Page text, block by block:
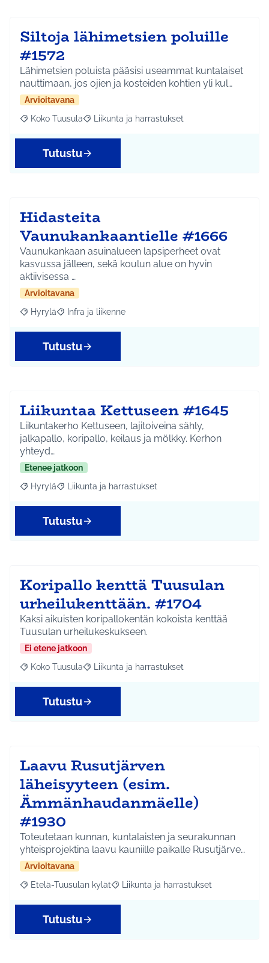
Siltoja lähimetsien poluille
#1572
Lähimetsien poluista pääsisi useammat kuntalaiset
nauttimaan, jos ojien ja kosteiden kohtien yli kul…
Arvioitavana
Rajaa tulokset aihepiirin mukaan: Koko Tuusula
Koko Tuusula Rajaa tulokset teeman mukaan: Liikunta ja
Liikunta ja harrastukset
Tutustu
Hidasteita
Vaunukankaantielle #1666
Vaunukankaan asuinalueen lapsiperheet ovat
kasvussa jälleen, sekä koulun alue on hyvin
aktiivisessa …
Arvioitavana
Rajaa tulokset aihepiirin mukaan: Hyrylä
Hyrylä Rajaa tulokset teeman mukaan: Infra ja liikenne
Infra ja liikenne
Tutustu
Liikuntaa Kettuseen #1645
Liikuntakerho Kettuseen, lajitoiveina sähly,
jalkapallo, koripallo, keilaus ja mölkky. Kerhon
yhteyd…
Etenee jatkoon
Rajaa tulokset aihepiirin mukaan: Hyrylä
Hyrylä Rajaa tulokset teeman mukaan: Liikunta ja
Liikunta ja harrastukset
Tutustu
Koripallo kenttä Tuusulan
urheilukenttään. #1704
Kaksi aikuisten koripallokentän kokoista kenttää
Tuusulan urheilukeskukseen.
Ei etene jatkoon
Rajaa tulokset aihepiirin mukaan: Koko Tuusula
Koko Tuusula Rajaa tulokset teeman mukaan: Liikunta ja
Liikunta ja harrastukset
Tutustu
Laavu Rusutjärven
läheisyyteen (esim.
Ämmänhaudanmäelle)
#1930
Toteutetaan kunnan, kuntalaisten ja seurakunnan
yhteisprojektina laavu kauniille paikalle Rusutjärve…
Arvioitavana
Rajaa tulokset aihepiirin mukaan: Etelä-Tuusulan kylät
Etelä-Tuusulan kylät Rajaa tulokset teeman mukaan:
Liikunta ja harrastukset
Tutustu